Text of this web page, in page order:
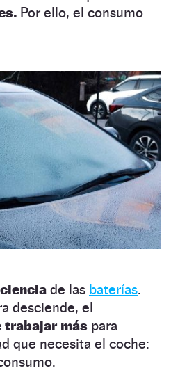
Por ello, el consumo
de las baterías.
desciende, el
trabajar más para
que necesita el coche: